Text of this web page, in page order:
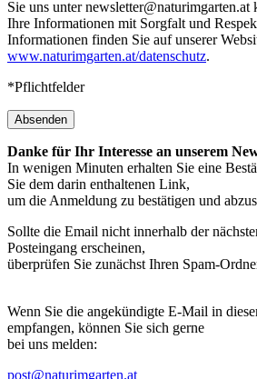
Sie uns unter
Ihre Informationen mit Sorgfalt und
Informationen finden Sie auf unserer
www.naturimgarten.at/datenschutz.
*Pflichtfelder
Absenden
Danke für Ihr Interesse an unserem
In wenigen Minuten erhalten Sie eine
Sie dem darin enthaltenen Link,
um die Anmeldung zu bestätigen und
Sollte die Email nicht innerhalb der
Posteingang erscheinen,
überprüfen Sie zunächst Ihren Spam-
Wenn Sie die angekündigte E-Mail in
empfangen, können Sie sich gerne
bei uns melden:
post@naturimgarten.at